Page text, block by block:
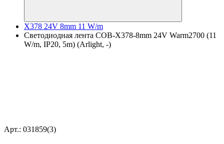
X378 24V 8mm 11 W/m
Светодиодная лента COB-X378-8mm 24V Warm2700 (11
W/m, IP20, 5m) (Arlight, -)
Арт.: 031859(3)